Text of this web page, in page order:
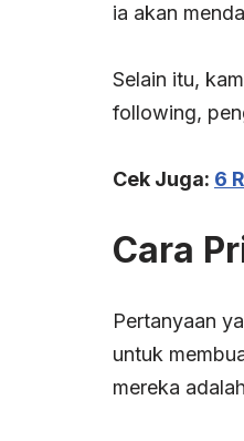
ia akan
Selain itu,
following,
Cek Juga: 6
Cara
Pertanyaan
untuk
mereka